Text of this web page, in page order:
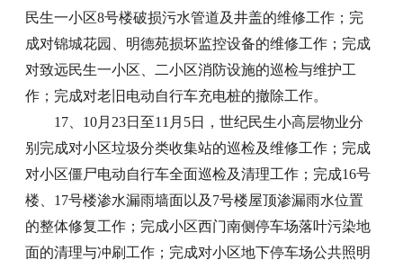
民生一小区8号楼破损污水管道及井盖的维修工作；完
成对锦城花园、明德苑损坏监控设备的维修工作；完成
对致远民生一小区、二小区消防设施的巡检与维护工
作；完成对老旧电动自行车充电桩的撤除工作。
17、10月23日至11月5日，世纪民生小高层物业分
别完成对小区垃圾分类收集站的巡检及维修工作；完成
对小区僵尸电动自行车全面巡检及清理工作；完成16号
楼、17号楼渗水漏雨墙面以及7号楼屋顶渗漏雨水位置
的整体修复工作；完成小区西门南侧停车场落叶污染地
面的清理与冲刷工作；完成对小区地下停车场公共照明